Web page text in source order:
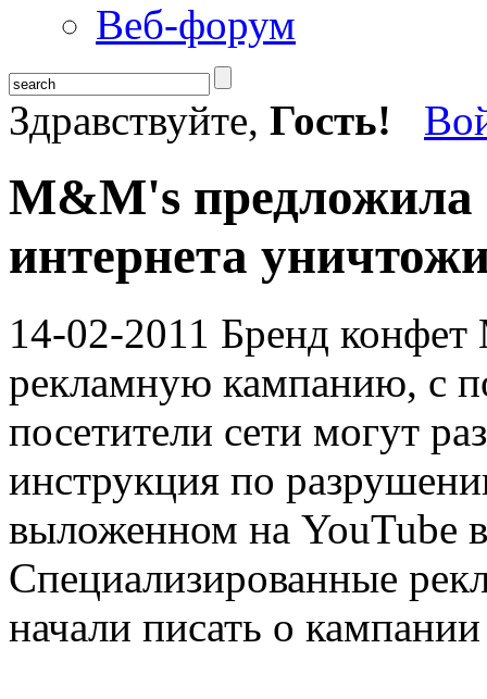
Веб-форум
Здравствуйте, Гость!
M&M's предложила
интернета
14-02-2011 Бренд конфет
рекламную кампанию, с
посетители сети могут
инструкция по
выложенном на YouTube
Специализированные
начали писать о